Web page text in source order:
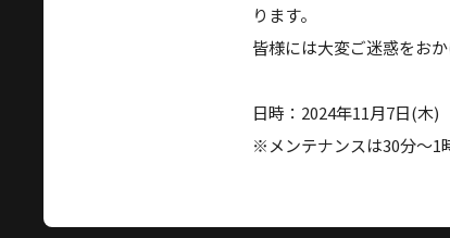
ります。
皆様には大変ご迷惑をお
日時：2024年11月7日(木
※メンテナンスは30分～1